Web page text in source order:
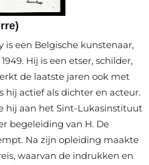
is een Belgische kunstenaar,
Hij is een etser, schilder,
de laatste jaren ook met
hij actief als dichter en acteur.
hij aan het Sint-Lukasinstituut
begeleiding van H. De
Na zijn opleiding maakte
waarvan de indrukken en